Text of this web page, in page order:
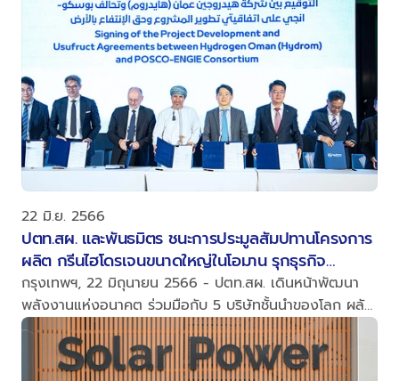
22 มิ.ย. 2566
ปตท.สผ. และพันธมิตร ชนะการประมูลสัมปทานโครงการ
ผลิต กรีนไฮโดรเจนขนาดใหญ่ในโอมาน รุกธุรกิจ
พลังงานรูปแบบใหม่แห่งอนาคต
กรุงเทพฯ, 22 มิถุนายน 2566 - ปตท.สผ. เดินหน้าพัฒนา
พลังงานแห่งอนาคต ร่วมมือกับ 5 บริษัทชั้นนำของโลก ผลัก
ดันโครงการผลิตกรีนไฮโดรเจนขนาดใหญ่ในรัฐสุลต่านโอมาน